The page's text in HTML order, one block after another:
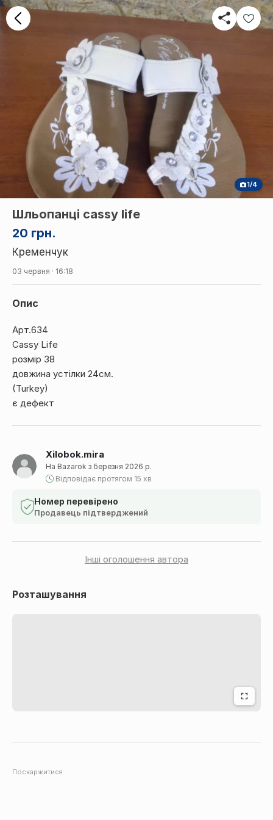
1/4
20 грн.
Шльопанці cassy life
Кременчук
03 червня · 16:18
Xilobok.mira
На Bazarok з березня 2026 р.
Відповідає протягом 15 хв
Номер перевірено
Продавець підтверджений
Інші оголошення автора
Опис
Арт.634
Cassy Life
розмір 38
довжина устілки 24см.
(Turkey)
є дефект
Розташування
Поскаржитися